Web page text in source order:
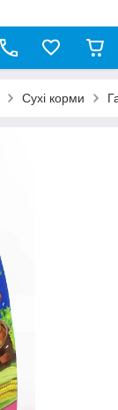
Сухі корми